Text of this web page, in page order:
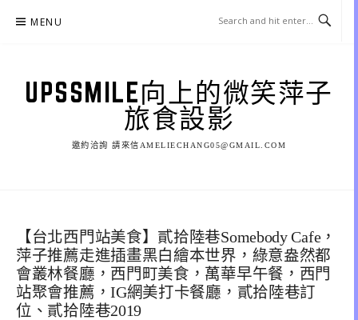
MENU
UPSSMILE向上的微笑萍子
旅食設影
邀約洽詢 請來信AMELIECHANG05@GMAIL.COM
【台北西門站美食】貳拾陸巷Somebody Cafe，
萍子推薦走進插畫黑白繪本世界，綠意盎然都
會叢林餐廳，西門町美食，萬華早午餐，西門
站聚會推薦，IG網美打卡餐廳，貳拾陸巷訂
位、貳拾陸巷2019